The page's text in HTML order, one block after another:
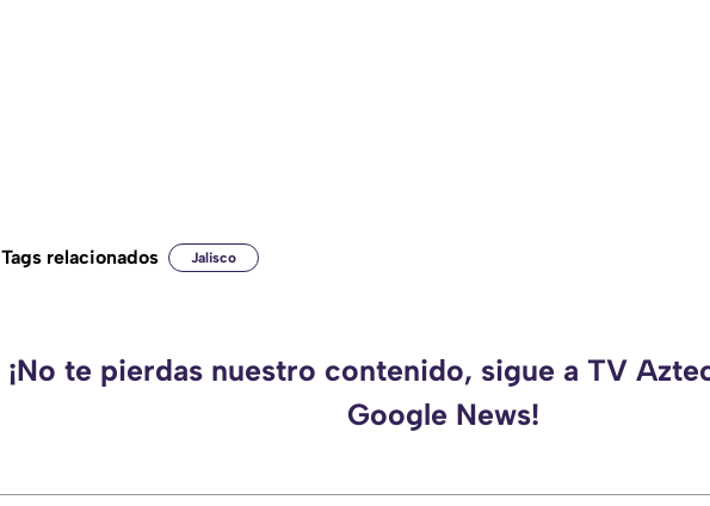
Tags relacionados Jalisco
¡No te pierdas nuestro contenido, sigue a TV
Google News!